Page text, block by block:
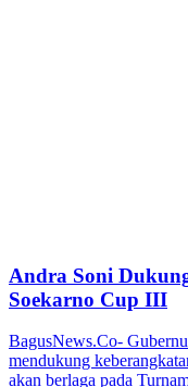
Andra Soni
Soekarno Cup III
BagusNews.Co-
mendukung
akan berlaga pada